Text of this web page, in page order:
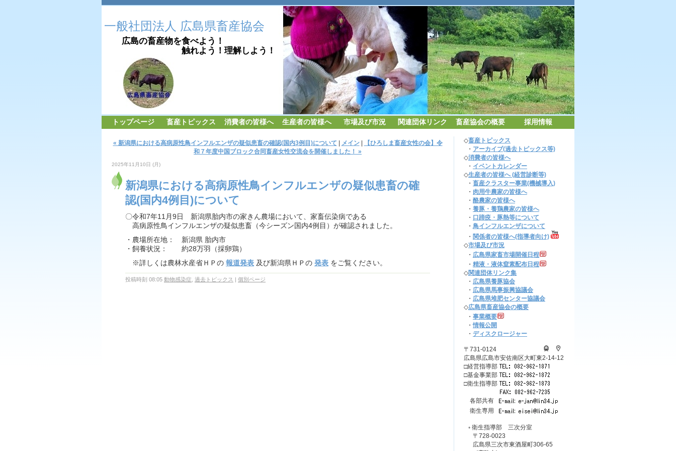
一般社団法人 広島県畜産協会
広島の畜産物を食べよう！
触れよう！理解しよう！
トップページ 畜産トピックス 消費者の皆様へ 生産者の皆様へ 市場及び市況 関連団体リンク 畜産協会の概要 採用情報
« 新潟県における高病原性鳥インフルエンザの疑似患畜の確認(国内3例目)について メイン|
【ひろしま畜産女性の会】令
和７年度中国ブロック合同畜産女性交流会を開催しました！ »
2025年11月10日 (月)
新潟県における高病原性鳥インフルエンザの疑似患畜の確
認(国内4例目)について
〇令和7年11月9日 新潟県胎内市の家きん農場において、家畜伝染病である
高病原性鳥インフルエンザの疑似患畜（今シーズン国内4例目）が確認されました。
・農場所在地： 新潟県 胎内市
・飼養状況： 約28万羽（採卵鶏）
※詳しくは農林水産省ＨＰの 報道発表 及び新潟県ＨＰの 発表 をご覧ください。
投稿時刻 08:05 動物感染症 過去トピックス | 個別ページ
◇畜産トピックス
・ アーカイブ(過去トピックス等)
◇消費者の皆様へ
・ イベントカレンダー
◇生産者の皆様へ (経営診断等)
・ 畜産クラスター事業(機械導入)
・ 肉用牛農家の皆様へ
・ 酪農家の皆様へ
・ 養豚・養鶏農家の皆様へ
・ 口蹄疫・豚熱等について
・ 鳥インフルエンザについて
・ 関係者の皆様へ(指導者向け)
◇市場及び市況
・ 広島県家畜市場開催日程
・ 精液・液体窒素配布日程
◇関連団体リンク集
・ 広島県養豚協会
・ 広島県馬事振興協議会
・ 広島県堆肥センター協議会
◇広島県畜産協会の概要
・ 事業概要
・情報公開
・ ディスクロージャー
〒731-0124
広島県広島市安佐南区大町東2-14-12
□経営指導部
□基金事業部
□衛生指導部
各部共有
衛生専用
◦ 衛生指導部 三次分室
〒728-0023
広島県三次市東酒屋町306-65